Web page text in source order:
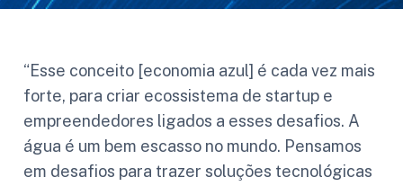
“Esse conceito [economia azul] é cada vez mais
forte, para criar ecossistema de startup e
empreendedores ligados a esses desafios. A
água é um bem escasso no mundo. Pensamos
em desafios para trazer soluções tecnológicas